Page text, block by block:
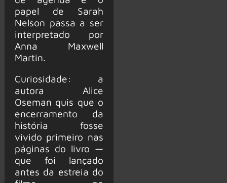
papel de Sarah
Nelson passa a ser
interpretado por
Anna Maxwell
Martin.
Curiosidade: a
autora Alice
Oseman quis que o
encerramento da
história fosse
vivido primeiro nas
páginas do livro —
que foi lançado
antes da estreia do